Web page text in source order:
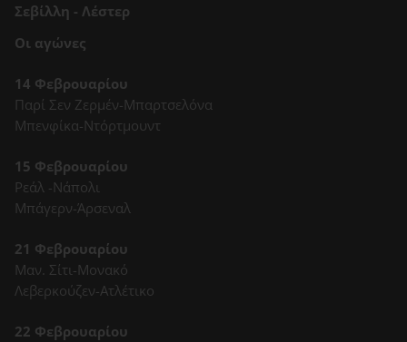
Σεβίλλη - Λέστερ
Οι αγώνες
14 Φεβρουαρίου
Παρί Σεν Ζερμέν-Μπαρτσελόνα
Μπενφίκα-Ντόρτμουντ
15 Φεβρουαρίου
Ρεάλ -Νάπολι
Μπάγερν-Άρσεναλ
21 Φεβρουαρίου
Μαν. Σίτι-Μονακό
Λεβερκούζεν-Ατλέτικο
22 Φεβρουαρίου